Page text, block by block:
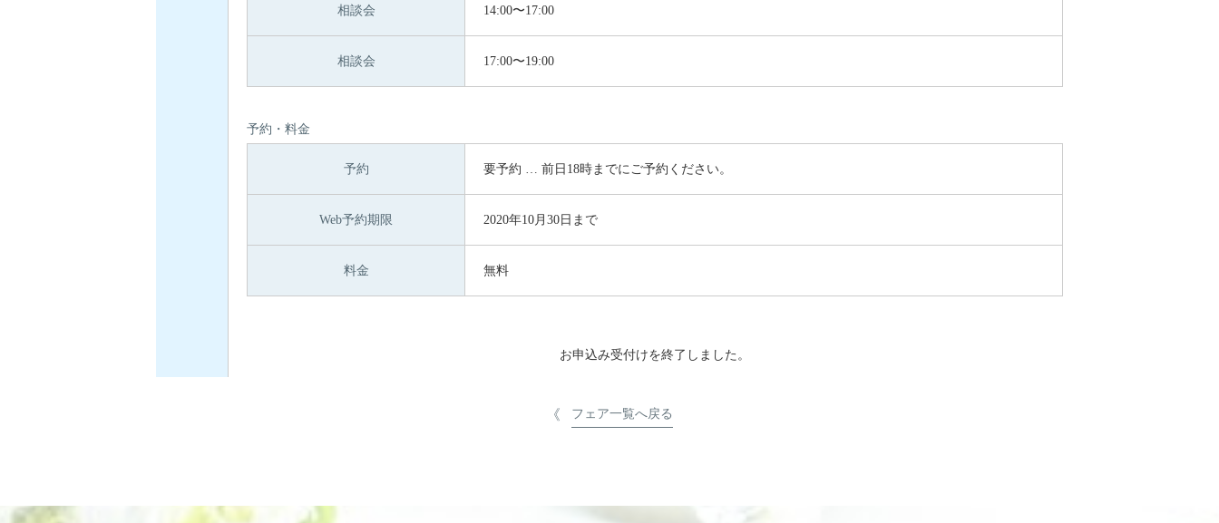
相談会 14:00〜17:00
相談会 17:00〜19:00
予約・料金
予約 要予約 … 前日18時までにご予約ください。
Web予約期限 2020年10月30日まで
料金 無料
お申込み受付けを終了しました。
フェア一覧へ戻る